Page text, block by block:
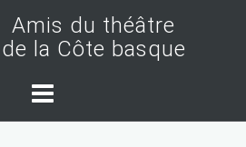
Amis du théâtre
de la Côte basque